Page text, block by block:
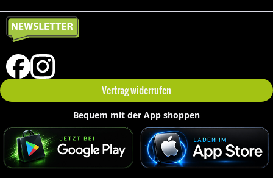
Vertrag widerrufen
Bequem mit der App shoppen